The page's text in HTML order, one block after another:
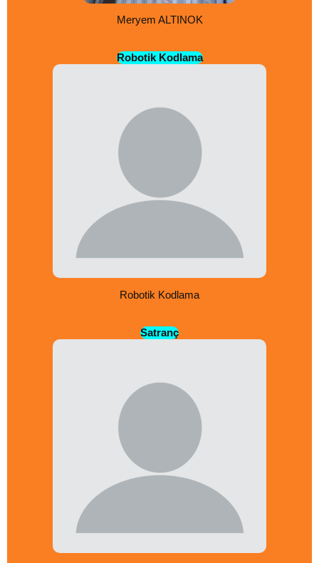
Meryem ALTINOK
Robotik Kodlama
Robotik Kodlama
Satranç